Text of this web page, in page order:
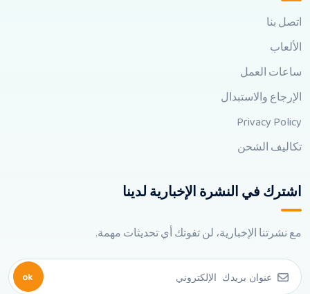
اتصل بنا
الألعاب
ساعات العمل
الإرجاع والاستبدال
Privacy Policy
تكاليف الشحن
اشترك في النشرة الإخبارية لدينا
مع نشرتنا الإخبارية، لن تفوتك أي تحديثات مهمة.
ok